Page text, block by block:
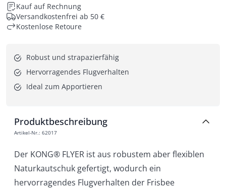
Kauf auf Rechnung
Versandkostenfrei ab 50 €
Kostenlose Retoure
Robust und strapazierfähig
Hervorragendes Flugverhalten
Ideal zum Apportieren
Produktbeschreibung
Artikel-Nr.: 62017
Der KONG® FLYER ist aus robustem aber flexiblen
Naturkautschuk gefertigt, wodurch ein
hervorragendes Flugverhalten der Frisbee